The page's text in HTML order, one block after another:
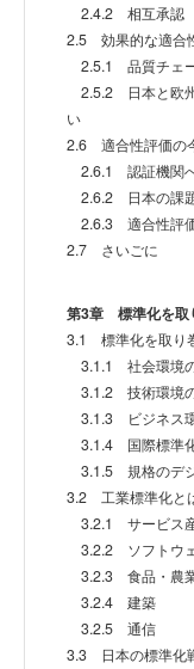
2.4.2 相互承認
2.5 効果的な適合
2.5.1 品質チェ
2.5.2 日本と欧
い
2.6 適合性評価の
2.6.1 認証機関
2.6.2 日本の課
2.6.3 適合性評
2.7 さいごに
第3章 標準化を取
3.1 標準化を取り
3.1.1 社会環境
3.1.2 技術環境
3.1.3 ビジネス
3.1.4 国際標準
3.1.5 規格のデ
3.2 工業標準化と
3.2.1 サービス
3.2.2 ソフトウ
3.2.3 食品・農
3.2.4 建築
3.2.5 通信
3.3 日本の標準化